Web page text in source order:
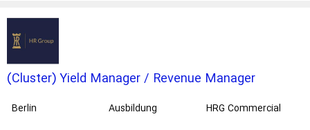
(Cluster) Yield Manager / Revenue Manager
Berlin Ausbildung
HRG Commercial